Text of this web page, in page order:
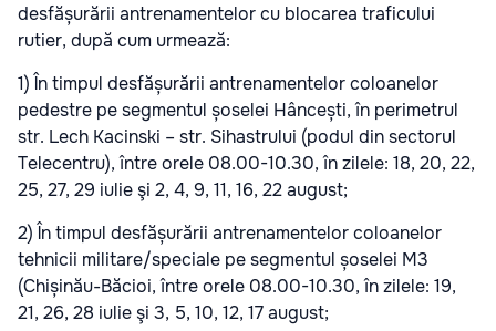
desfășurării antrenamentelor cu blocarea traficului
rutier, după cum urmează:
1) În timpul desfășurării antrenamentelor coloanelor
pedestre pe segmentul șoselei Hâncești, în perimetrul
str. Lech Kacinski – str. Sihastrului (podul din sectorul
Telecentru), între orele 08.00-10.30, în zilele: 18, 20, 22,
25, 27, 29 iulie şi 2, 4, 9, 11, 16, 22 august;
2) În timpul desfășurării antrenamentelor coloanelor
tehnicii militare/speciale pe segmentul șoselei M3
(Chișinău-Băcioi, între orele 08.00-10.30, în zilele: 19,
21, 26, 28 iulie şi 3, 5, 10, 12, 17 august;